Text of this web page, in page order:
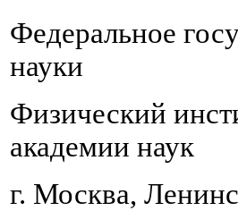
Федеральное
науки
Физический
академии наук
г. Москва,